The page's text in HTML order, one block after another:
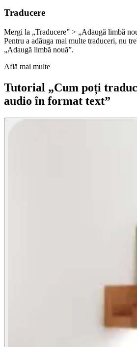
Traducere
Mergi la „Traducere” > „Adaugă limbă
Pentru a adăuga mai multe traduceri, nu
„Adaugă limbă nouă”.
Află mai multe
Tutorial „Cum poți
audio în format text”